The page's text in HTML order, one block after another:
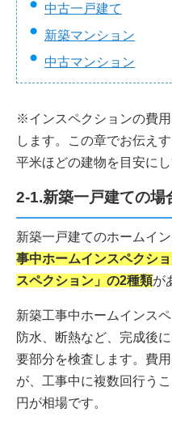
中古一戸建て
新築マンション
中古マンション
※インスペクションの費
します。この章でお伝え
平米ほどの建物を目安にし
2-1.新築一戸建ての場
新築一戸建てのホームイ
事中ホームインスペクシ
スペクション」の2種類が
新築工事中ホームインス
防水、断熱など、完成後
要部分を検査します。費
が、工事中に複数回行う
円が相場です。